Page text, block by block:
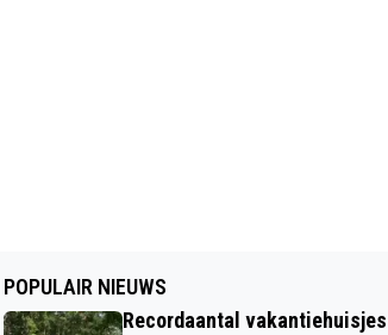
POPULAIR NIEUWS
Recordaantal